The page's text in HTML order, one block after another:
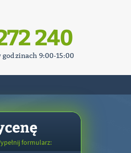
240
9:00-15:00
formularz: